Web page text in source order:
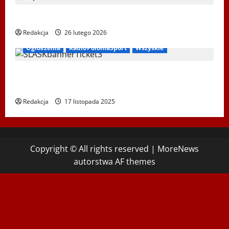
Redakcja
26 lutego 2026
Ogłoszenia
RadioPoloniaSport Wszyskie
Redakcja 17 listopada 2025
Copyright © All rights reserved | MoreNews
autorstwa AF themes